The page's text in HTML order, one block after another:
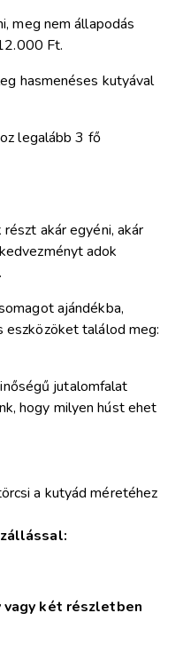
meg nem állapodás
Ft.
hasmenéses kutyával
legalább 3 fő
akár egyéni, akár
adok
ajándékba,
eszközöket találod meg:
jutalomfalat
hogy milyen húst ehet
a kutyád méretéhez
vagy két részletben